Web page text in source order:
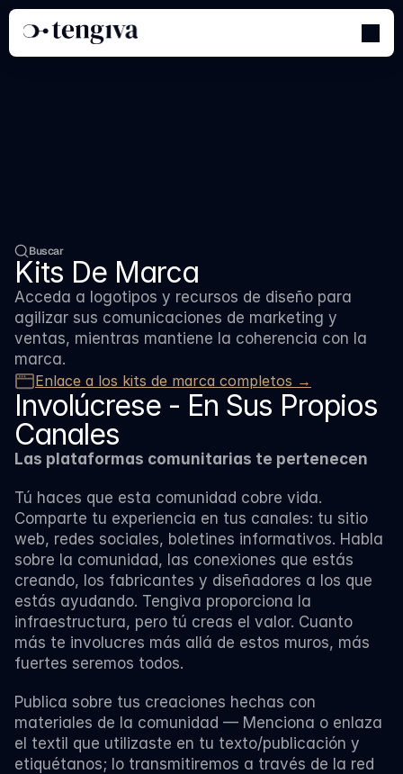
Buscar
Kits De Marca
Acceda a logotipos y recursos de diseño para
agilizar sus comunicaciones de marketing y
ventas, mientras mantiene la coherencia con la
marca.
Enlace a los kits de marca completos →
Involúcrese - En Sus Propios
Canales
Las plataformas comunitarias te pertenecen
Tú haces que esta comunidad cobre vida.
Comparte tu experiencia en tus canales: tu sitio
web, redes sociales, boletines informativos. Habla
sobre la comunidad, las conexiones que estás
creando, los fabricantes y diseñadores a los que
estás ayudando. Tengiva proporciona la
infraestructura, pero tú creas el valor. Cuanto
más te involucres más allá de estos muros, más
fuertes seremos todos.
Publica sobre tus creaciones hechas con
materiales de la comunidad — Menciona o enlaza
el textil que utilizaste en tu texto/publicación y
etiquétanos; lo transmitiremos a través de la red